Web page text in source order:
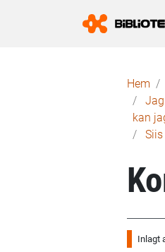
Hem
kan
Inlagt